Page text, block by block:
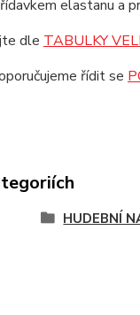
elastanu a
dle TABULKY
řídit se
HUDEBNÍ